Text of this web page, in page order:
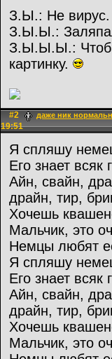
З.Ы.: Не
З.Ы.Ы.:
З.Ы.Ы.Ы.:
картинку.
#2 даже ник
19:51
Я спляшу
Его знает всяк
Айн, свайн,
драйн, тир,
Хочешь
Мальчик, это
Немцы любят
Я спляшу
Его знает всяк
Айн, свайн,
драйн, тир,
Хочешь
Мальчик, это